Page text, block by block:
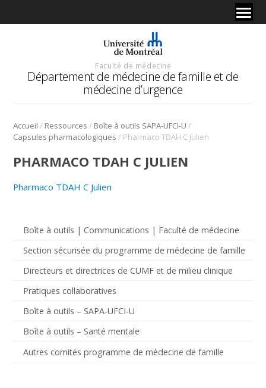
Faculté de médecine
Département de médecine de famille et de
médecine d’urgence
Accueil / Ressources / Boîte à outils SAPA-UFCI-U /
Capsules pharmacologiques / Pharmaco TDAH C Julien
Boîte à outils | Communications | Faculté de médecine
Section sécurisée du programme de médecine de famille
Directeurs et directrices de CUMF et de milieu clinique
Pratiques collaboratives
Boîte à outils – SAPA-UFCI-U
Boîte à outils – Santé mentale
Autres comités programme de médecine de famille
PHARMACO TDAH C JULIEN
Pharmaco TDAH C Julien